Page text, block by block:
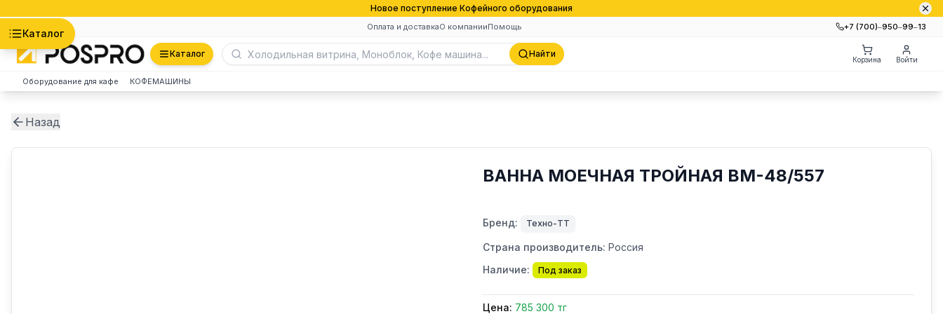
Новое поступление Кофейного оборудования
Оплата и доставкаО компанииПомощь +7 (700)‒950‒99‒13
Каталог
Каталог Найти
Корзина Войти
Оборудование для кафе КОФЕМАШИНЫ
Назад
ВАННА МОЕЧНАЯ ТРОЙНАЯ ВМ-48/557
Бренд: Техно-ТТ
Страна производитель: Россия
Наличие:
Под заказ
Цена: 785 300 тг